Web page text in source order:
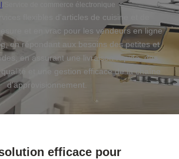
Service de commerce électronique
flexibles d'articles de cuisine et de
et en vrac pour les vendeurs en ligne
en répondant aux besoins des petites et
en assurant une livraison rapide, des
et une gestion efficace de la chaîne
d'approvisionnement.
efficace pour